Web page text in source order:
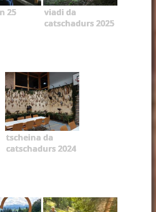
25
viadi da
catschadurs 2025
tscheina da
catschadurs 2024